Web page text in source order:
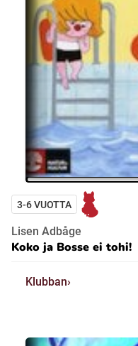
3-6 VUOTTA
Lisen Adbåge
Koko ja Bosse ei tohi!
Klubban